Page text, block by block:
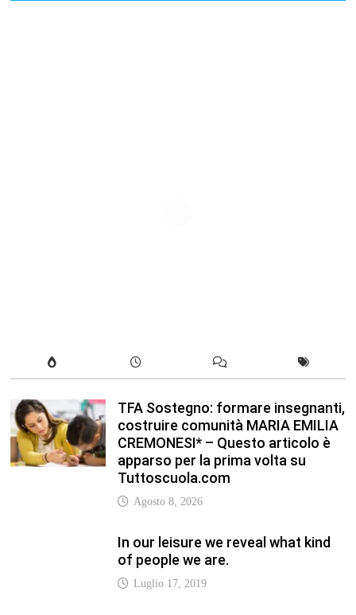
TFA Sostegno: formare insegnanti,
costruire comunità MARIA EMILIA
CREMONESI* – Questo articolo è
apparso per la prima volta su
Tuttoscuola.com
Agosto 8, 2026
In our leisure we reveal what kind
of people we are.
Luglio 17, 2019